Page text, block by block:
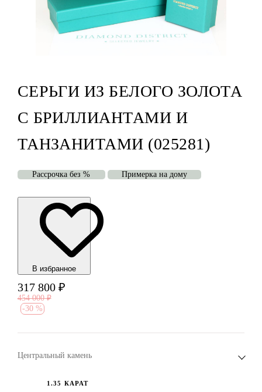
СЕРЬГИ ИЗ БЕЛОГО ЗОЛОТА
С БРИЛЛИАНТАМИ И
ТАНЗАНИТАМИ (025281)
Рассрочка без % Примерка на дому
В избранноe
317 800 ₽
454 000 ₽
-30 %
Центральный камень
1.35 КАРАТ